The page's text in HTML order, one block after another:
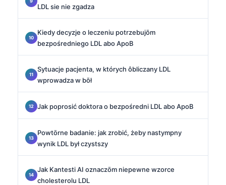
LDL sie nie zgadza
Kiedy decyzje o leczeniu potrzebujōm
bezpośredniego LDL abo ApoB
Sytuacje pacjenta, w których ôbliczany LDL
wprowadza w bōł
Jak poprosić doktora o bezpośredni LDL abo ApoB
Powtōrne badanie: jak zrobić, żeby nastympny
wynik LDL był czystszy
Jak Kantesti AI oznaczōm niepewne wzorce
cholesterolu LDL